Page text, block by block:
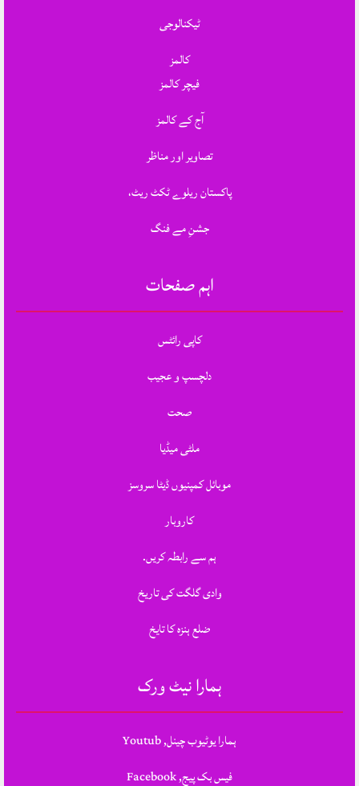
ٹیکنالوجی
کالمز
فیچر کالمز
آج کے کالمز
تصاویر اور مناظر
پاکستان ریلوے ٹکٹ ریٹ،
جشنِ مے فنگ
اہم صفحات
کاپی رائٹس
دلچسپ و عجیب
صحت
ملٹی میڈیا
موبائل کمپنیوں ڈیٹا سروسز
کاروبار
ہم سے رابطہ کریں.
وادی گلگت کی تاریخ
ضلع ہنزہ کا تایخ
ہمارا نیٹ ورک
ہمارا یوٹیوب چینل, Youtub
فیس بک پیج, Facebook